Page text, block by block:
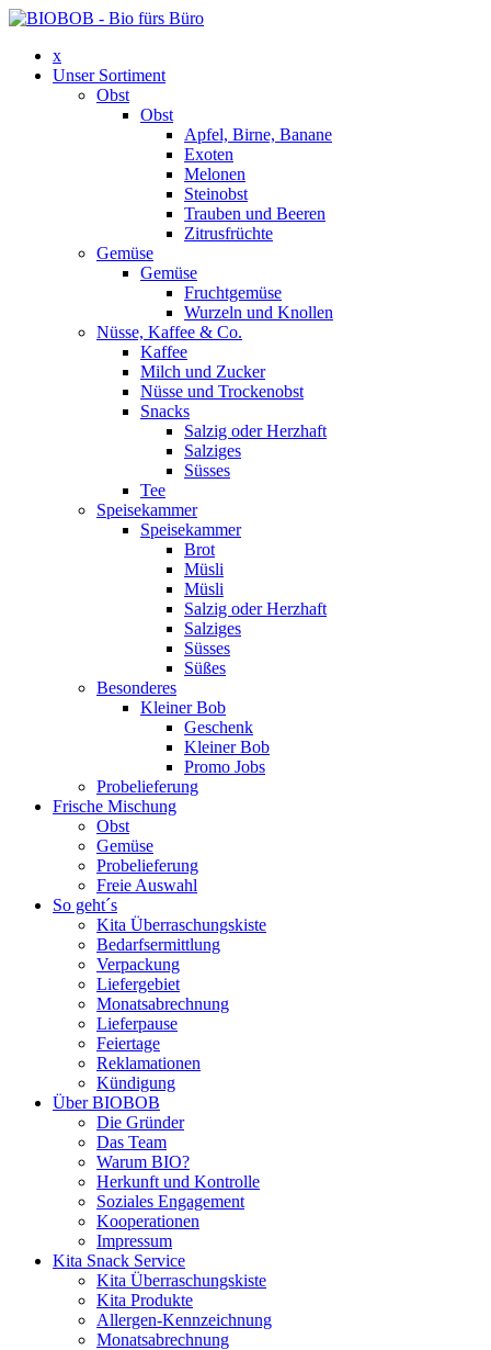
x
Unser Sortiment
Obst
Obst
Apfel, Birne, Banane
Exoten
Melonen
Steinobst
Trauben und Beeren
Zitrusfrüchte
Gemüse
Gemüse
Fruchtgemüse
Wurzeln und Knollen
Nüsse, Kaffee & Co.
Kaffee
Milch und Zucker
Nüsse und Trockenobst
Snacks
Salzig oder Herzhaft
Salziges
Süsses
Tee
Speisekammer
Speisekammer
Brot
Müsli
Müsli
Salzig oder Herzhaft
Salziges
Süsses
Süßes
Besonderes
Kleiner Bob
Geschenk
Kleiner Bob
Promo Jobs
Probelieferung
Frische Mischung
Obst
Gemüse
Probelieferung
Freie Auswahl
So geht´s
Kita Überraschungskiste
Bedarfsermittlung
Verpackung
Liefergebiet
Monatsabrechnung
Lieferpause
Feiertage
Reklamationen
Kündigung
Über BIOBOB
Die Gründer
Das Team
Warum BIO?
Herkunft und Kontrolle
Soziales Engagement
Kooperationen
Impressum
Kita Snack Service
Kita Überraschungskiste
Kita Produkte
Allergen-Kennzeichnung
Monatsabrechnung